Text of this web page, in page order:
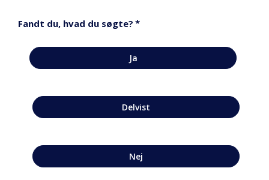
Fandt du, hvad du søgte? *
Ja
Delvist
Nej